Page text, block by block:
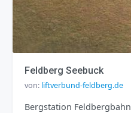
Feldberg Seebuck
von: liftverbund-feldberg.de
Bergstation Feldbergbahn